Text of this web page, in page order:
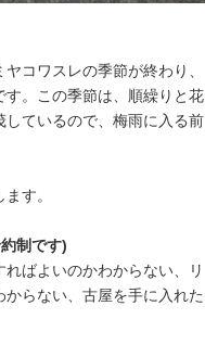
コワスレの季節が終わり、
す。この季節は、順繰りと花
ているので、梅雨に入る前
す。
制です)
ばよいのかわからない、リ
らない、古屋を手に入れた